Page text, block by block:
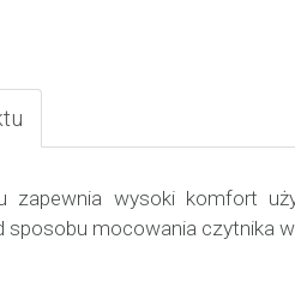
wysoki komfort
mocowania czytnika